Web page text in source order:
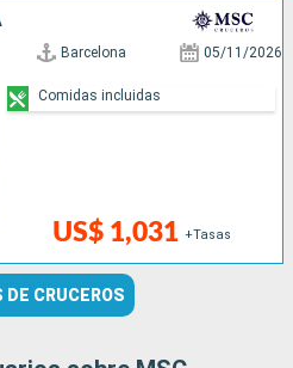
Barcelona 05/11/2026
US$ 1,031 +Tasas
Comidas incluidas
DE CRUCEROS